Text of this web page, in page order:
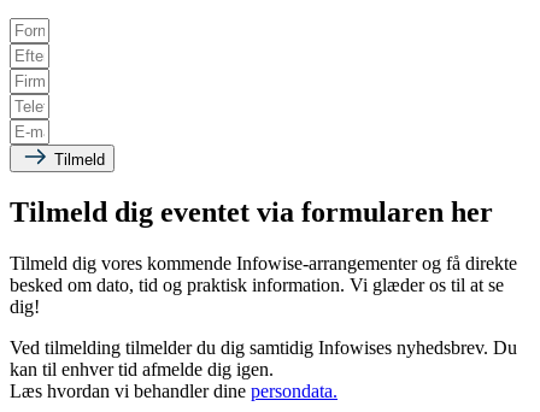
Tilmeld
Tilmeld dig eventet via formularen her
Tilmeld dig vores kommende Infowise-arrangementer og få direkte
besked om dato, tid og praktisk information. Vi glæder os til at se
dig!
Ved tilmelding tilmelder du dig samtidig Infowises nyhedsbrev. Du
kan til enhver tid afmelde dig igen.
Læs hvordan vi behandler dine persondata.